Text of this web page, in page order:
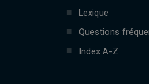
Lexique
Questions
Index A-Z